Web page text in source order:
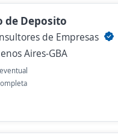
de Deposito
de Empresas
Aires-GBA